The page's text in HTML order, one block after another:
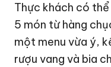
Thực khách có
5 món từ hàng
một menu vừa ý,
rượu vang và bia